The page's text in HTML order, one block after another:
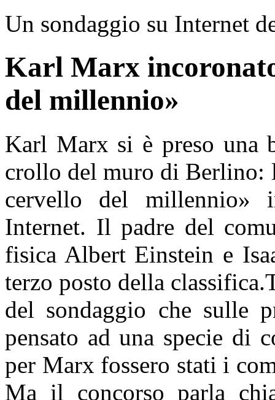
Un sondaggio su Internet
Karl Marx
del millennio»
Karl Marx si è preso una
crollo del muro di Berlino:
cervello del millennio»
Internet. Il padre del
fisica Albert Einstein e
terzo posto della
del sondaggio che sulle
pensato ad una specie di
per Marx fossero stati i
Ma il concorso parla